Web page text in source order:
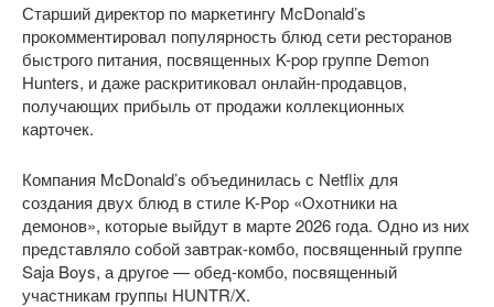
Старший директор по маркетингу McDonald’s
прокомментировал популярность блюд сети ресторанов
быстрого питания, посвященных K-pop группе Demon
Hunters, и даже раскритиковал онлайн-продавцов,
получающих прибыль от продажи коллекционных
карточек.
Компания McDonald’s объединилась с Netflix для
создания двух блюд в стиле K-Pop «Охотники на
демонов», которые выйдут в марте 2026 года. Одно из них
представляло собой завтрак-комбо, посвященный группе
Saja Boys, а другое — обед-комбо, посвященный
участникам группы HUNTR/X.